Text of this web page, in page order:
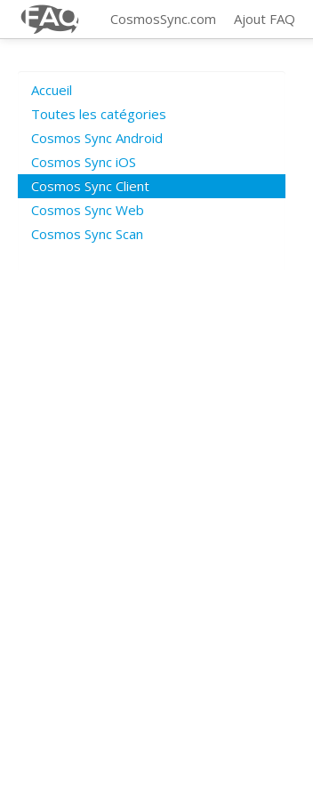
CosmosSync.com Ajout FAQ
Accueil
Toutes les catégories
Cosmos Sync Android
Cosmos Sync iOS
Cosmos Sync Client
Cosmos Sync Web
Cosmos Sync Scan